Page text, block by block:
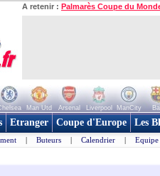
A retenir : Palmarès Coupe du
Man Utd Arsenal Liverpool ManCity
Etranger Coupe d'Europe Les
| Buteurs | Calendrier | Equipe